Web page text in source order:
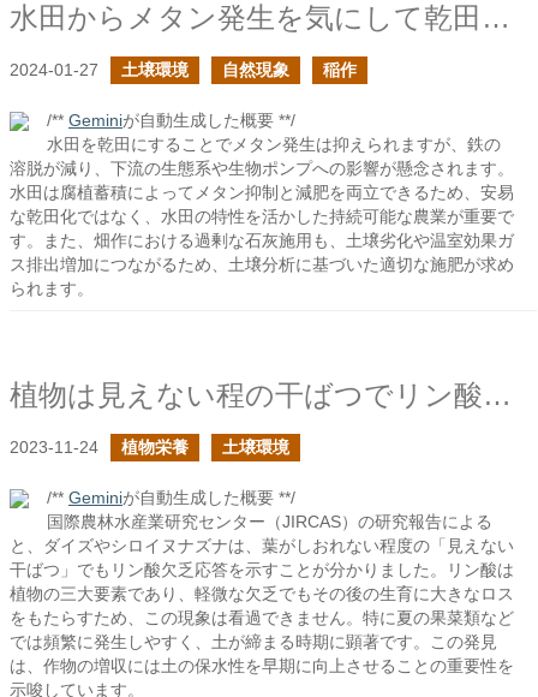
水田からメタン発生を気にして乾田にすることは良い手なのだろうか？
2024-01-27 土壌環境 自然現象 稲作
/** Geminiが自動生成した概要 **/
水田を乾田にすることでメタン発生は抑えられますが、鉄の
溶脱が減り、下流の生態系や生物ポンプへの影響が懸念されます。
水田は腐植蓄積によってメタン抑制と減肥を両立できるため、安易
な乾田化ではなく、水田の特性を活かした持続可能な農業が重要で
す。また、畑作における過剰な石灰施用も、土壌劣化や温室効果ガ
ス排出増加につながるため、土壌分析に基づいた適切な施肥が求め
られます。
植物は見えない程の干ばつでリン酸を大量に使用しているかもしれない
2023-11-24 植物栄養 土壌環境
/** Geminiが自動生成した概要 **/
国際農林水産業研究センター（JIRCAS）の研究報告による
と、ダイズやシロイヌナズナは、葉がしおれない程度の「見えない
干ばつ」でもリン酸欠乏応答を示すことが分かりました。リン酸は
植物の三大要素であり、軽微な欠乏でもその後の生育に大きなロス
をもたらすため、この現象は看過できません。特に夏の果菜類など
では頻繁に発生しやすく、土が締まる時期に顕著です。この発見
は、作物の増収には土の保水性を早期に向上させることの重要性を
示唆しています。